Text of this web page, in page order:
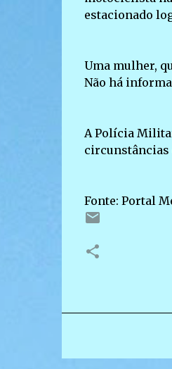
estacionado
Uma mulher,
Não há
A Polícia
circunstâncias
Fonte: Portal